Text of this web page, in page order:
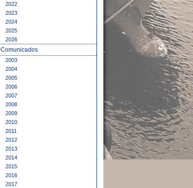
2022
2023
2024
2025
2026
Comunicados
2003
2004
2005
2006
2007
2008
2009
2010
2011
2012
2013
2014
2015
2016
2017